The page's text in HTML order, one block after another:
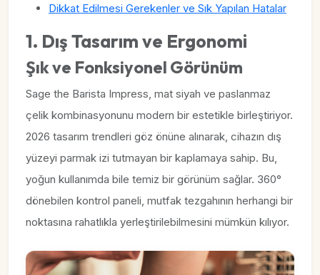
Dikkat Edilmesi Gerekenler ve Sık Yapılan Hatalar
1. Dış Tasarım ve Ergonomi
Şık ve Fonksiyonel Görünüm
Sage the Barista Impress, mat siyah ve paslanmaz
çelik kombinasyonunu modern bir estetikle birleştiriyor.
2026 tasarım trendleri göz önüne alınarak, cihazın dış
yüzeyi parmak izi tutmayan bir kaplamaya sahip. Bu,
yoğun kullanımda bile temiz bir görünüm sağlar. 360°
dönebilen kontrol paneli, mutfak tezgahının herhangi bir
noktasına rahatlıkla yerleştirilebilmesini mümkün kılıyor.